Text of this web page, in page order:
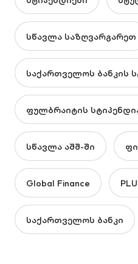
სწავლა საზღვარგარეთ
საქართველოს ბანკის
ფულბრაიტის
სწავლა აშშ-ში
Global Finance
საქართველოს ბანკი